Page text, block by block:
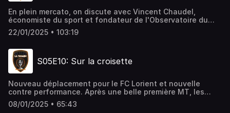
En plein mercato, on discute avec Vincent Chaudel,
économiste du sport et fondateur de l'Observatoire du
Sport Business, pour comprendre pourquoi le mercato
Lorientais est si peu animé et surtout réfléchir aux
français dans les années à venir.Retour également sur
l'élimination face à l'#ASCANNES et la victoire à
l'extérieur face l'#USLDunkerque
22/01/2025 • 103:19
S05E10: Sur la croisette
Nouveau déplacement pour le FC Lorient et nouvelle
contre performance. Après une belle première MT, les
merlus s'inclinent face à Laval. Julien, Pierrot et Raph'
reviennent sur cette défaite et sur la suite du calendrier
08/01/2025 • 65:43